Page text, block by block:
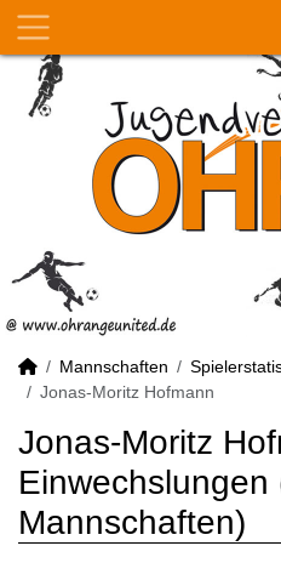
Mannschaften
Jonas-Moritz Hofmann
Jonas-Moritz
Einwechslungen
Mannschaften)